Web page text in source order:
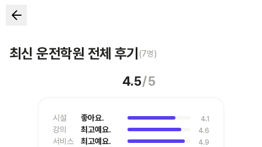
최신 운전학원 전체 후기 (7명)
4.5/5
시설 좋아요. 4.1
강의 최고예요. 4.6
서비스 최고예요. 4.9